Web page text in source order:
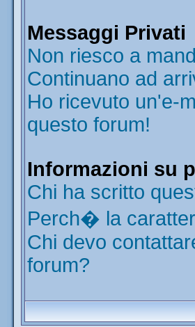
Messaggi Privati
Non riesco a
Continuano ad
Ho ricevuto un'e-
questo forum!
Informazioni su
Chi ha scritto
Perch� la
Chi devo
forum?